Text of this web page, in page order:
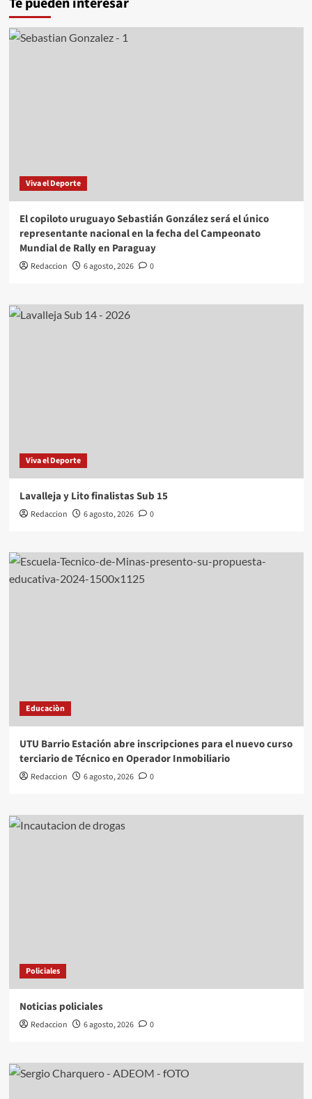
Viva el Deporte
El copiloto uruguayo Sebastián González será el único
representante nacional en la fecha del Campeonato
Mundial de Rally en Paraguay
Redaccion 6 agosto, 2026 0
Viva el Deporte
Lavalleja y Lito finalistas Sub 15
Redaccion 6 agosto, 2026 0
Educaciòn
UTU Barrio Estación abre inscripciones para el nuevo curso
terciario de Técnico en Operador Inmobiliario
Redaccion 6 agosto, 2026 0
Policiales
Noticias policiales
Redaccion 6 agosto, 2026 0